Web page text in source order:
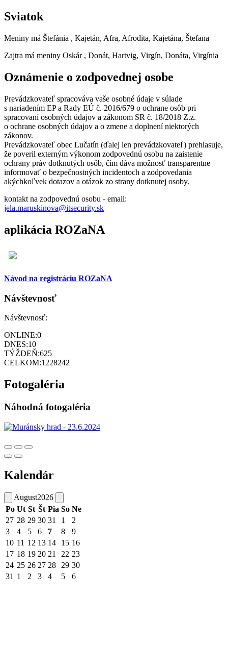
Sviatok
Meniny má Štefánia , Kajetán, Afra, Afrodita, Kajetána, Štefana
Zajtra má meniny Oskár , Donát, Hartvig, Virgín, Donáta, Virgínia
Oznámenie o zodpovednej osobe
Prevádzkovateľ spracováva vaše osobné údaje v súlade
s nariadením EP a Rady EÚ č. 2016/679 o ochrane osôb pri
spracovaní osobných údajov a zákonom SR č. 18/2018 Z.z.
o ochrane osobných údajov a o zmene a doplnení niektorých
zákonov.
Prevádzkovateľ obec Lučatín (ďalej len prevádzkovateľ) prehlasuje,
že poveril externým výkonom zodpovednú osobu na zaistenie
ochrany práv dotknutých osôb, čím dáva možnosť transparentne
informovať o bezpečnostných incidentoch a zodpovedania
akýchkoľvek dotazov a otázok zo strany dotknutej osoby.
kontakt na zodpovednú osobu - email:
jela.maruskinova@itsecurity.sk
aplikácia ROZaNA
Návod na registráciu ROZaNA
Návštevnosť
Návštevnosť:
ONLINE:0
DNES:10
TÝŽDEŇ:625
CELKOM:1228242
Fotogaléria
Náhodná fotogaléria
Kalendár
August2026
Po Ut St Št Pia So Ne
27 28 29 30 31 1
2
3
4 5 6 7 8
9
10 11 12 13 14 15 16
17 18 19 20 21 22 23
24 25 26 27 28 29 30
31 1 2 3 4 5 6